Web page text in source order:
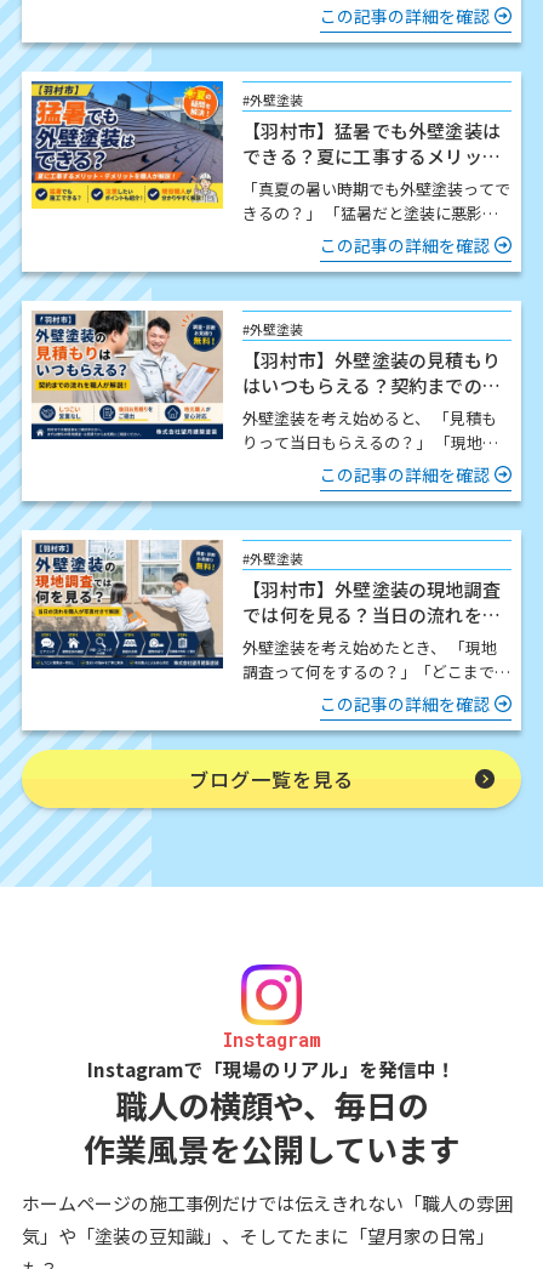
ますか？」 結論からお伝…
この記事の詳細を確認
#外壁塗装
【羽村市】猛暑でも外壁塗装は
できる？夏に工事するメリッ
ト・注意点を職人が解説
「真夏の暑い時期でも外壁塗装ってで
きるの？」 「猛暑だと塗装に悪影響
はないの？」 この時期になると、こ
のようなご質問をいた…
この記事の詳細を確認
#外壁塗装
【羽村市】外壁塗装の見積もり
はいつもらえる？契約までの流
れを職人が解説
外壁塗装を考え始めると、 「見積も
りって当日もらえるの？」 「現地調
査したら契約しないといけないの？」
「どんな流れで進…
この記事の詳細を確認
#外壁塗装
【羽村市】外壁塗装の現地調査
では何を見る？当日の流れを職
人が写真付きで解説
外壁塗装を考え始めたとき、 「現地
調査って何をするの？」「どこまで細
かく見てもらえるの？」「時間はどの
くらいかかるの？」 この…
この記事の詳細を確認
ブログ一覧を見る
Instagram
Instagramで「現場のリアル」を発信中！
職人の横顔や、毎日の
作業風景を公開しています
ホームページの施工事例だけでは伝えきれない「職人の雰囲
気」や「塗装の豆知識」、そしてたまに「望月家の日常」